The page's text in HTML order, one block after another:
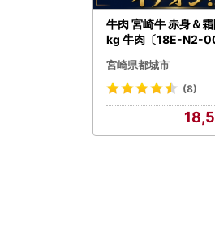
牛肉 宮崎牛 赤身＆霜降り 1
kg 牛肉〔18E-N2-
宮崎県都城市
(8)